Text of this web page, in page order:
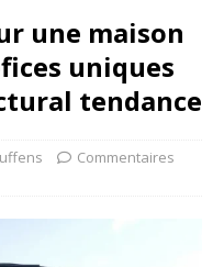
une maison
uniques
tendance
Commentaires